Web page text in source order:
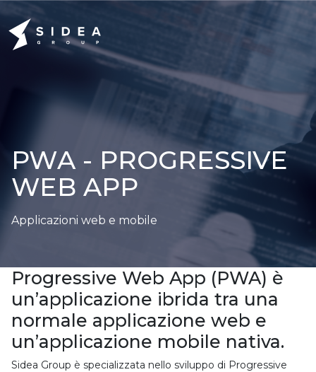
PWA - PROGRESSIVE
WEB APP
Applicazioni web e mobile
Progressive Web App (PWA) è
un’applicazione ibrida tra una
normale applicazione web e
un’applicazione mobile nativa.
Sidea Group è specializzata nello sviluppo di Progressive